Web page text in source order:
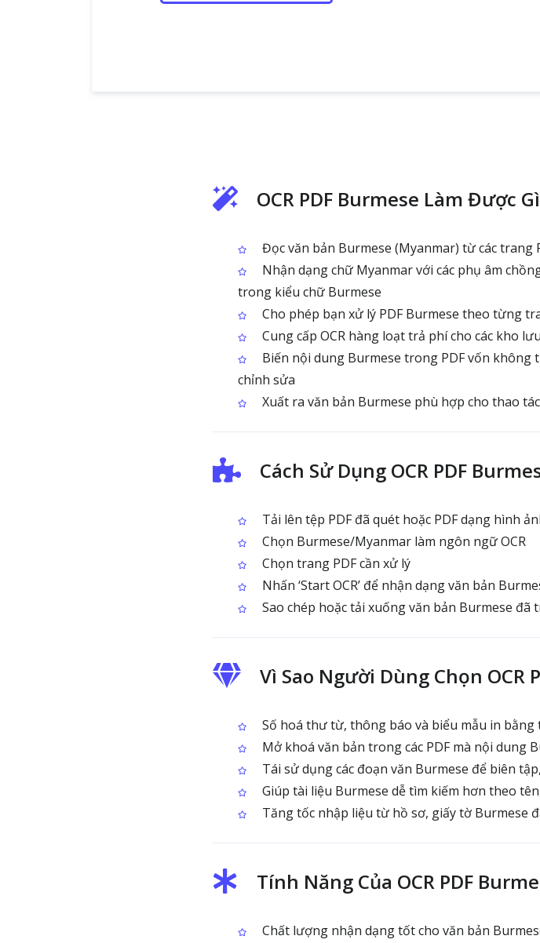
OCR PDF Burmese Làm Được Gì
Đọc văn bản Burmese (Myanmar) từ các trang
Nhận dạng chữ Myanmar với các phụ âm
trong kiểu chữ Burmese
Cho phép bạn xử lý PDF Burmese theo từng
Cung cấp OCR hàng loạt trả phí cho các kho
Biến nội dung Burmese trong PDF vốn không
chỉnh sửa
Xuất ra văn bản Burmese phù hợp cho thao
Cách Sử Dụng OCR PDF
Tải lên tệp PDF đã quét hoặc PDF dạng hình
Chọn Burmese/Myanmar làm ngôn ngữ OCR
Chọn trang PDF cần xử lý
Nhấn ‘Start OCR’ để nhận dạng văn bản
Sao chép hoặc tải xuống văn bản Burmese đã
Vì Sao Người Dùng Chọn OCR
Số hoá thư từ, thông báo và biểu mẫu in
Mở khoá văn bản trong các PDF mà nội dung
Tái sử dụng các đoạn văn Burmese để biên
Giúp tài liệu Burmese dễ tìm kiếm hơn theo
Tăng tốc nhập liệu từ hồ sơ, giấy tờ Burmese
Tính Năng Của OCR PDF
Chất lượng nhận dạng tốt cho văn bản